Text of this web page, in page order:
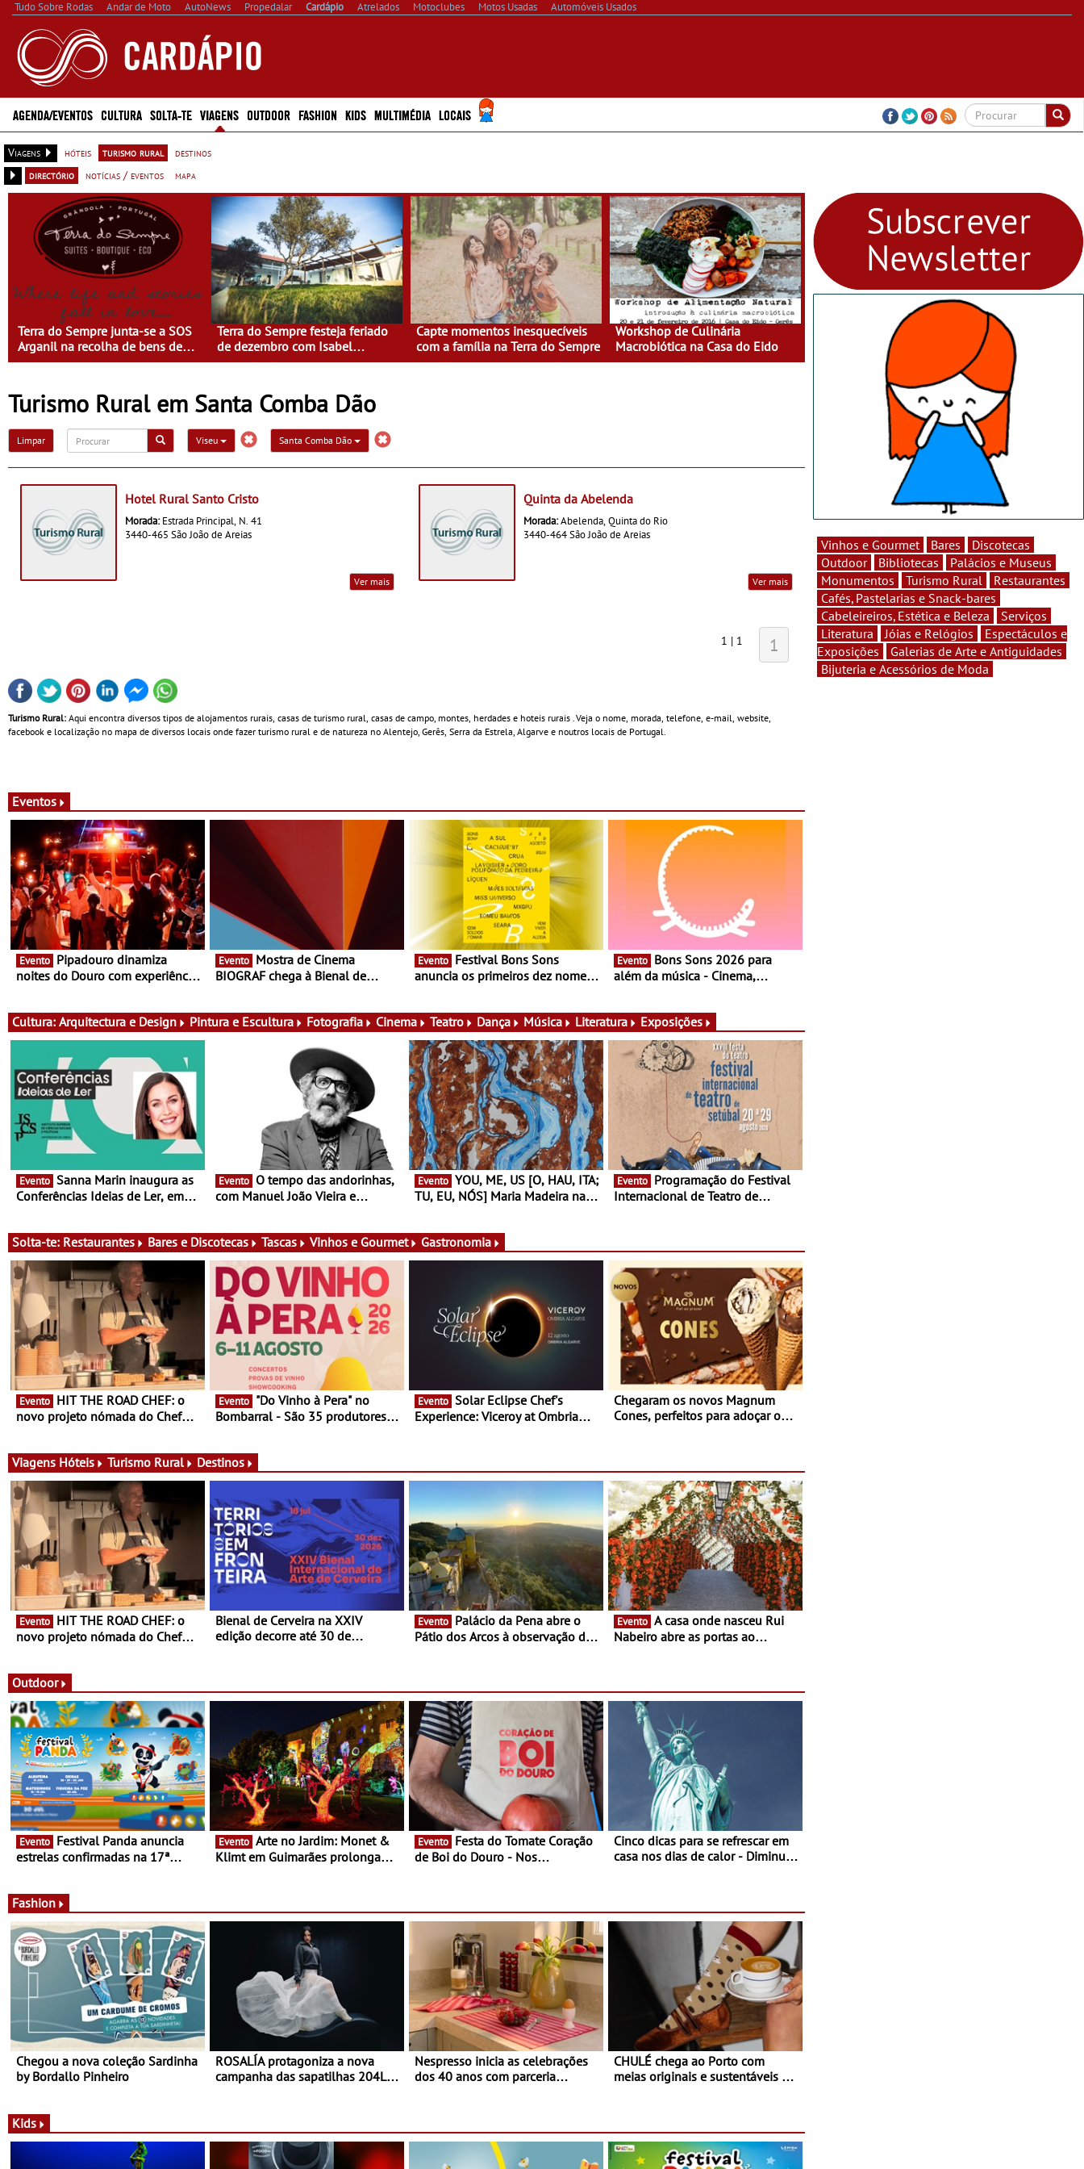
Tudo Sobre Rodas Andar de Moto AutoNews Propedalar Cardápio Atrelados Motoclubes Motos Usadas Automóveis Usados
AGENDA/EVENTOS CULTURA SOLTA-TE VIAGENS OUTDOOR FASHION KIDS MULTIMÉDIA LOCAIS
Viagens hóteis turismo rural
destinos
directório
notícias / eventos mapa
Terra do Sempre junta-se a SOS
Arganil na recolha de bens de
primeira necessidade
Terra do Sempre festeja feriado
de dezembro com Isabel
Saldanha
Capte momentos inesquecíveis
com a família na Terra do Sempre
Workshop de Culinária
Macrobiótica na Casa do Eido
Turismo Rural em Santa Comba Dão
Limpar Viseu Santa Comba Dão
Hotel Rural Santo Cristo
Morada: Estrada Principal, N. 41
3440-465 São João de Areias
Ver mais
Quinta da Abelenda
Morada:Abelenda, Quinta do Rio
3440-464 São João de Areias
Ver mais
1 | 1 1
Turismo Rural: Aqui encontra diversos tipos de alojamentos rurais, casas de turismo rural, casas de campo, montes, herdades e hoteis rurais . Veja o nome, morada, telefone, e-mail, website,
facebook e localização no mapa de diversos locais onde fazer turismo rural e de natureza no Alentejo, Gerês, Serra da Estrela, Algarve e noutros locais de Portugal.
Eventos
Evento
noites do Douro com experiência
Evento
BIOGRAF chega à Bienal de
práticas artísticas
Evento
anuncia os primeiros dez nomes
Evento
além da música - Cinema,
muito mais
Cultura: Arquitectura e Design Pintura e Escultura Fotografia Cinema Teatro Dança Música Literatura Exposições
Evento
Conferências Ideias de Ler, em
primeira edição do novo ciclo de
debates dedicado aos grandes
temas do nosso tempo
Evento
com Manuel João Vieira e
de Setembro, 19:30
Evento
TU, EU, NÓS] Maria Madeira na
Evento
Internacional de Teatro de
Solta-te: Restaurantes Bares e Discotecas Tascas Vinhos e Gourmet Gastronomia
Evento
novo projeto nómada do Chef
que percorre Portugal
Evento
Bombarral - São 35 produtores,
Evento
Experience: Viceroy at Ombria
Chegaram os novos Magnum
Cones, perfeitos para adoçar o
Viagens Hóteis Turismo Rural Destinos
Evento
novo projeto nómada do Chef
que percorre Portugal
Bienal de Cerveira na XXIV
edição decorre até 30 de
Evento
Pátio dos Arcos à observação do
Evento
Nabeiro abre as portas ao
Outdoor
Evento
estrelas confirmadas na 17ª
Evento
Klimt em Guimarães prolongada
Evento
de Boi do Douro - Nos
Cinco dicas para se refrescar em
casa nos dias de calor - Diminuir
Fashion
Chegou a nova coleção Sardinha
by Bordallo Pinheiro
ROSALÍA protagoniza a nova
campanha das sapatilhas 204L
Nespresso inicia as celebrações
dos 40 anos com parceria
Torres Novas
CHULÉ chega ao Porto com
meias originais e sustentáveis - A
Kids
Vinhos e Gourmet Bares
Discotecas
Outdoor
Bibliotecas
Palácios e Museus
Monumentos
Turismo Rural
Restaurantes
Cafés, Pastelarias e Snack-bares
Cabeleireiros, Estética e Beleza
Serviços
Literatura
Jóias e Relógios
Espectáculos e
Exposições
Galerias de Arte e Antiguidades
Bijuteria e Acessórios de Moda